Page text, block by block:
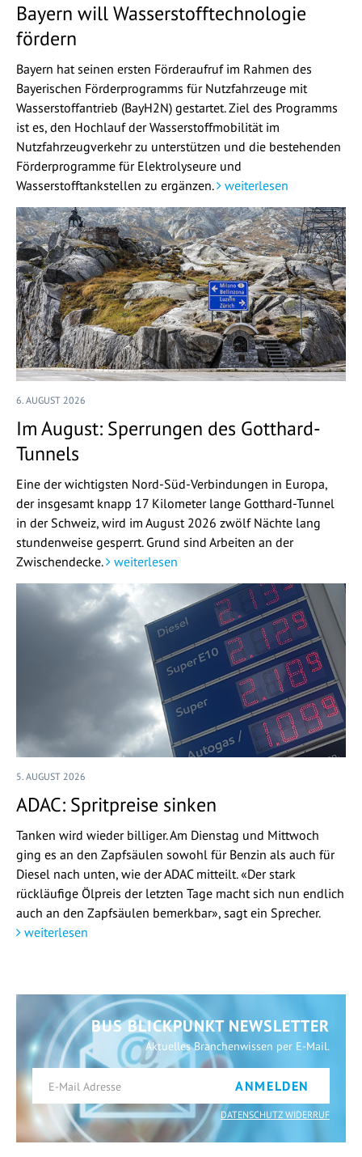
Bayern will Wasserstofftechnologie
fördern
Bayern hat seinen ersten Förderaufruf im Rahmen des
Bayerischen Förderprogramms für Nutzfahrzeuge mit
Wasserstoffantrieb (BayH2N) gestartet. Ziel des Programms
ist es, den Hochlauf der Wasserstoffmobilität im
Nutzfahrzeugverkehr zu unterstützen und die bestehenden
Förderprogramme für Elektrolyseure und
Wasserstofftankstellen zu ergänzen.
weiterlesen
6. AUGUST 2026
Im August: Sperrungen des Gotthard-
Tunnels
Eine der wichtigsten Nord-Süd-Verbindungen in Europa,
der insgesamt knapp 17 Kilometer lange Gotthard-Tunnel
in der Schweiz, wird im August 2026 zwölf Nächte lang
stundenweise gesperrt. Grund sind Arbeiten an der
Zwischendecke.
weiterlesen
5. AUGUST 2026
ADAC: Spritpreise sinken
Tanken wird wieder billiger. Am Dienstag und Mittwoch
ging es an den Zapfsäulen sowohl für Benzin als auch für
Diesel nach unten, wie der ADAC mitteilt. «Der stark
rückläufige Ölpreis der letzten Tage macht sich nun endlich
auch an den Zapfsäulen bemerkbar», sagt ein Sprecher.
weiterlesen
BUS BLICKPUNKT NEWSLETTER
Aktuelles Branchenwissen per E-Mail.
ANMELDEN
DATENSCHUTZ WIDERRUF